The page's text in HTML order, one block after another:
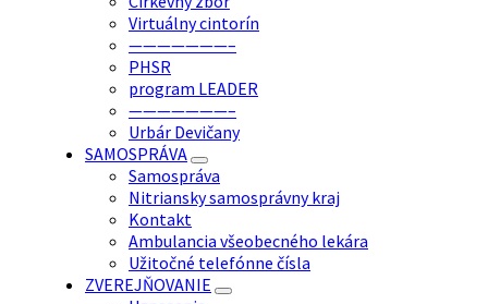
Virtuálny cintorín
———————–
PHSR
program LEADER
———————–
Urbár Devičany
SAMOSPRÁVA
Samospráva
Nitriansky samosprávny kraj
Kontakt
Ambulancia všeobecného lekára
Užitočné telefónne čísla
ZVEREJŇOVANIE